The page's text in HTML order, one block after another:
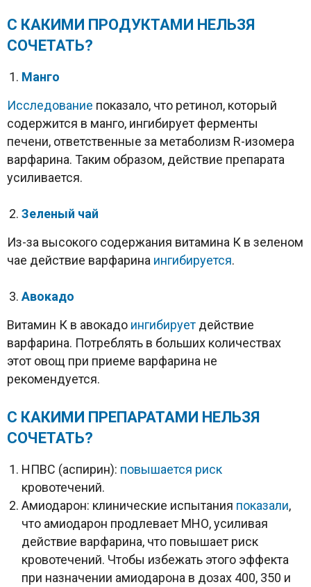
С КАКИМИ ПРОДУКТАМИ НЕЛЬЗЯ
СОЧЕТАТЬ?
Манго
Исследование показало, что ретинол, который
содержится в манго, ингибирует ферменты
печени, ответственные за метаболизм R-изомера
варфарина. Таким образом, действие препарата
усиливается.
Зеленый чай
Из-за высокого содержания витамина К в зеленом
чае действие варфарина ингибируется.
Авокадо
Витамин К в авокадо ингибирует действие
варфарина. Потреблять в больших количествах
этот овощ при приеме варфарина не
рекомендуется.
С КАКИМИ ПРЕПАРАТАМИ НЕЛЬЗЯ
СОЧЕТАТЬ?
НПВС (аспирин): повышается риск
кровотечений.
Амиодарон: клинические испытания показали,
что амиодарон продлевает МНО, усиливая
действие варфарина, что повышает риск
кровотечений. Чтобы избежать этого эффекта
при назначении амиодарона в дозах 400, 350 и